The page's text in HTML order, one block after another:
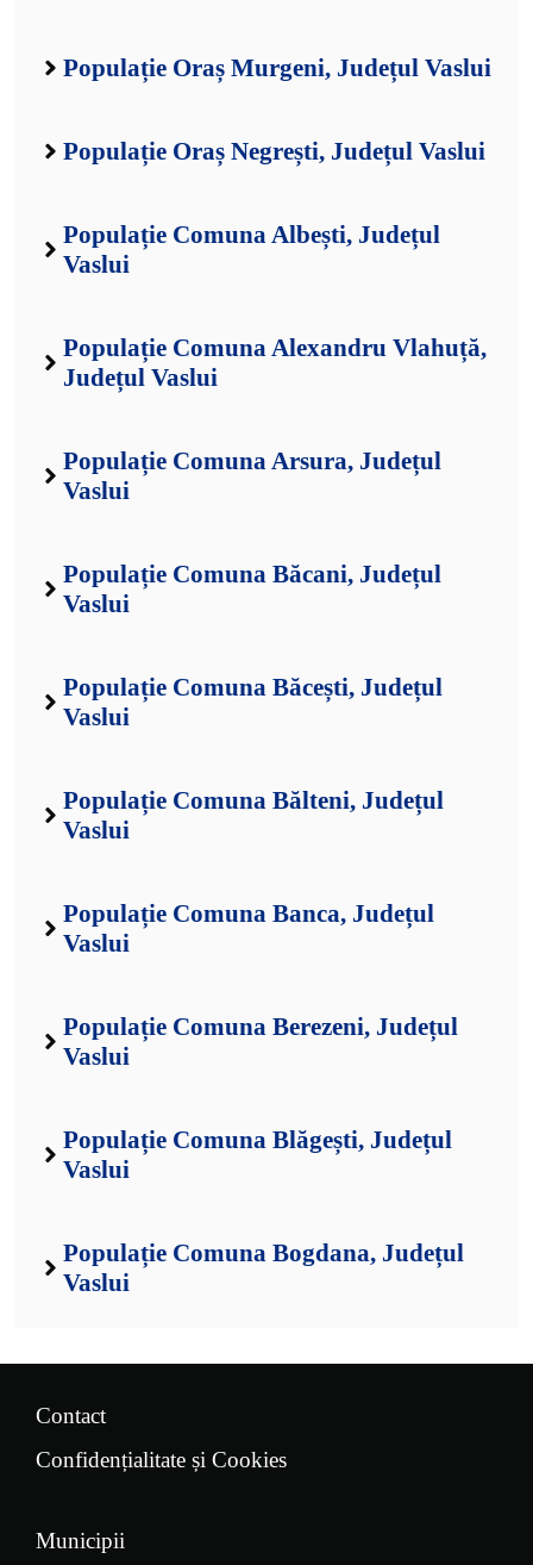
Populație Oraș Murgeni, Județul Vaslui
Populație Oraș Negrești, Județul Vaslui
Populație Comuna Albești, Județul
Vaslui
Populație Comuna Alexandru Vlahuță,
Județul Vaslui
Populație Comuna Arsura, Județul
Vaslui
Populație Comuna Băcani, Județul
Vaslui
Populație Comuna Băcești, Județul
Vaslui
Populație Comuna Bălteni, Județul
Vaslui
Populație Comuna Banca, Județul
Vaslui
Populație Comuna Berezeni, Județul
Vaslui
Populație Comuna Blăgești, Județul
Vaslui
Populație Comuna Bogdana, Județul
Vaslui
Contact
Confidențialitate și Cookies
Municipii